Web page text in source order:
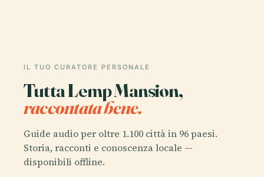
IL TUO CURATORE PERSONALE
Tutta Lemp Mansion,
raccontata bene.
Guide audio per oltre 1.100 città in 96 paesi.
Storia, racconti e conoscenza locale —
disponibili offline.